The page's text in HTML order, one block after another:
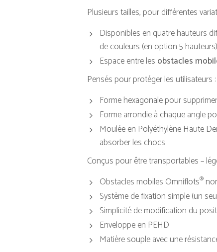
Plusieurs tailles, pour différentes
Disponibles en quatre hauteurs
de couleurs (en option 5 hauteurs)
Espace entre les obstacles
Pensés pour protéger les utilisateurs :
Forme hexagonale pour
Forme arrondie à chaque angle
Moulée en Polyéthylène Haute
absorber les chocs
Conçus pour être transportables –
Obstacles mobiles Omniflots®
Système de fixation simple (un
Simplicité de modification du
Enveloppe en PEHD
Matière souple avec une